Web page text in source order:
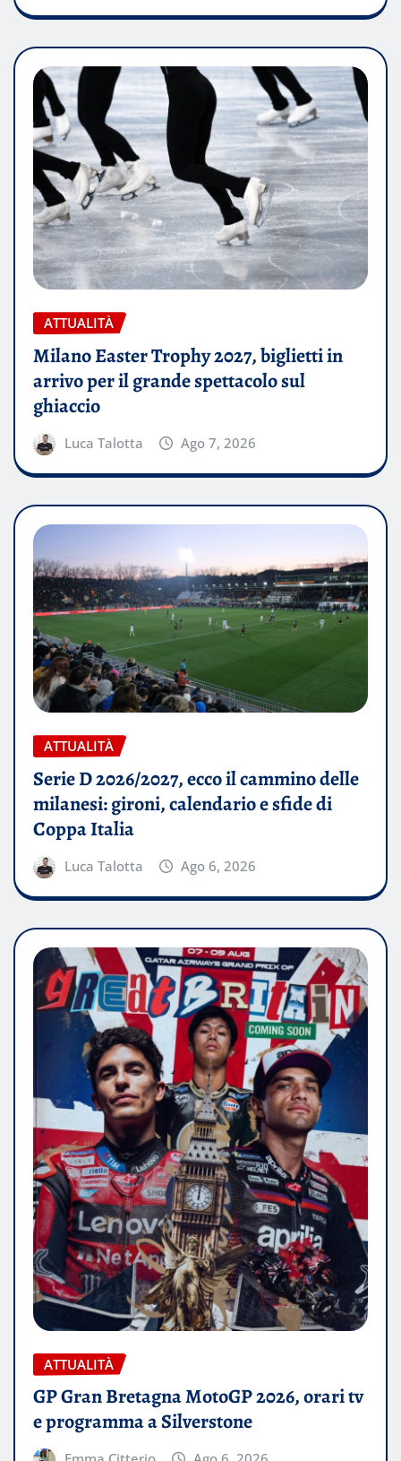
ATTUALITÀ
Milano Easter Trophy 2027, biglietti in
arrivo per il grande spettacolo sul
ghiaccio
Luca Talotta Ago 7, 2026
ATTUALITÀ
Serie D 2026/2027, ecco il cammino delle
milanesi: gironi, calendario e sfide di
Coppa Italia
Luca Talotta Ago 6, 2026
ATTUALITÀ
GP Gran Bretagna MotoGP 2026, orari tv
e programma a Silverstone